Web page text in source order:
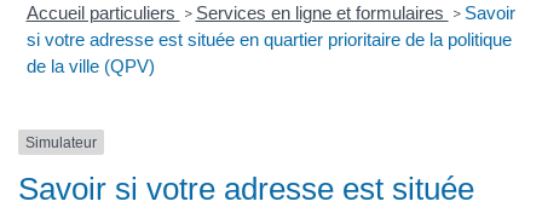
Accueil particuliers > Services en ligne et formulaires > Savoir
si votre adresse est située en quartier prioritaire de la politique
de la ville (QPV)
Simulateur
Savoir si votre adresse est située